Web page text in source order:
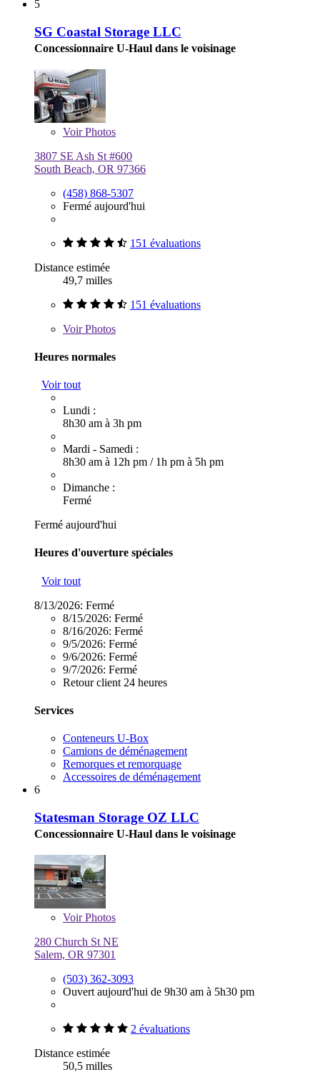
5
SG Coastal Storage LLC
Concessionnaire U-Haul dans le voisinage
VoirPhotos
3807 SE Ash St #600
South Beach, OR 97366
(458) 868-5307
Fermé aujourd'hui
151 évaluations
Distance estimée
49,7 milles
151 évaluations
VoirPhotos
Heures normales
Voir tout
Lundi :
8h30 am à 3h pm
Mardi - Samedi :
8h30 am à 12h pm / 1h pm à 5h pm
Dimanche :
Fermé
Fermé aujourd'hui
Heures d'ouverture spéciales
Voir tout
8/13/2026: Fermé
8/15/2026: Fermé
8/16/2026: Fermé
9/5/2026: Fermé
9/6/2026: Fermé
9/7/2026: Fermé
Retour client 24 heures
Services
Conteneurs U-Box
Camions de déménagement
Remorques et remorquage
Accessoires de déménagement
6
Statesman Storage OZ LLC
Concessionnaire U-Haul dans le voisinage
VoirPhotos
280 Church St NE
Salem, OR 97301
(503) 362-3093
Ouvert aujourd'hui de 9h30 am à 5h30 pm
2 évaluations
Distance estimée
50,5 milles